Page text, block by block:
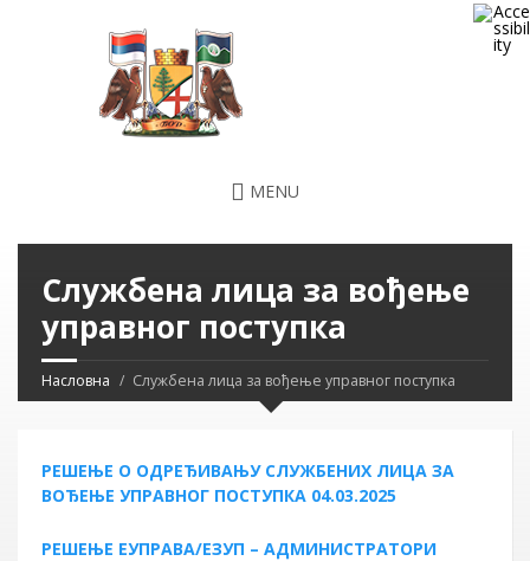
MENU
Службена лица за вођење
управног поступка
Насловна Службена лица за вођење управног поступка
РЕШЕЊЕ О ОДРЕЂИВАЊУ СЛУЖБЕНИХ ЛИЦА ЗА
ВОЂЕЊЕ УПРАВНОГ ПОСТУПКА 04.03.2025
РЕШЕЊЕ ЕУПРАВА/ЕЗУП – АДМИНИСТРАТОРИ